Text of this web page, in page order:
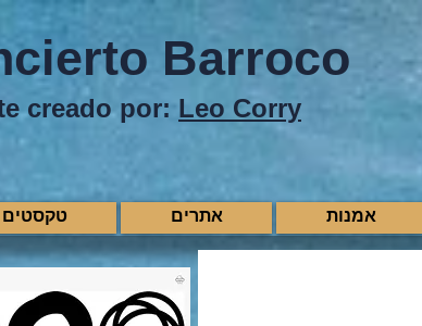
Barroco
creado por: Leo Corry
טקסטים אתרים אמנות